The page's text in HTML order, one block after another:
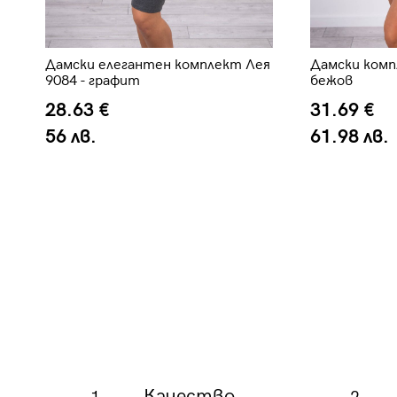
Дамски елегантен комплект Лея
9084 - графит
28.63 €
56 лв.
Дамски
бежов
31.69 €
61.98 лв.